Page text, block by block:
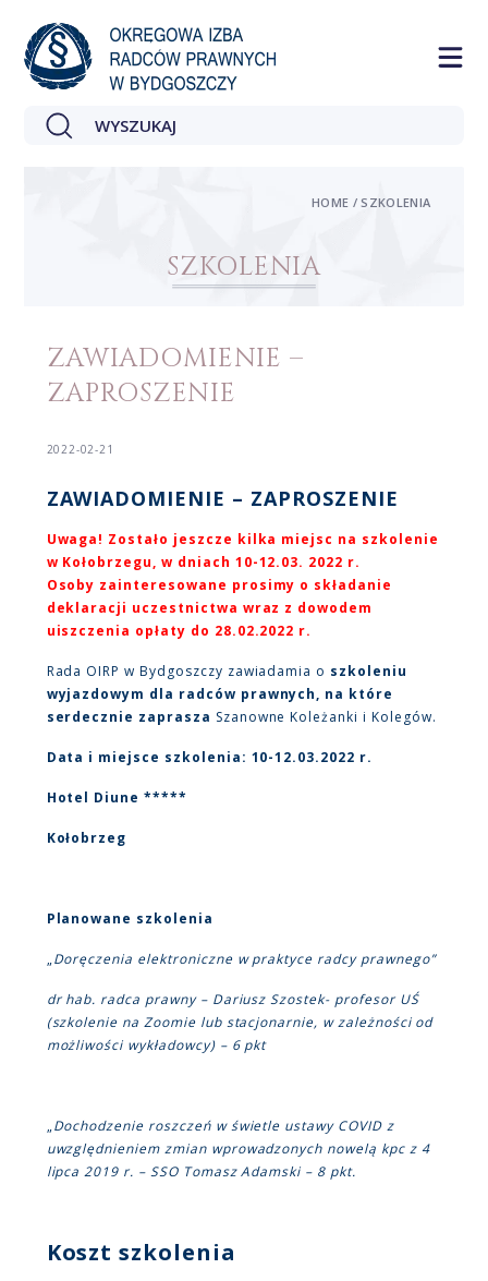
SZKOLENIA
HOME / SZKOLENIA
ZAWIADOMIENIE –
ZAPROSZENIE
2022-02-21
ZAWIADOMIENIE – ZAPROSZENIE
Uwaga! Zostało jeszcze kilka miejsc na szkolenie
w Kołobrzegu, w dniach 10-12.03. 2022 r.
Osoby zainteresowane prosimy o składanie
deklaracji uczestnictwa wraz z dowodem
uiszczenia opłaty do 28.02.2022 r.
Rada OIRP w Bydgoszczy zawiadamia o szkoleniu
wyjazdowym dla radców prawnych, na które
serdecznie zaprasza Szanowne Koleżanki i Kolegów.
Data i miejsce szkolenia: 10-12.03.2022 r.
Hotel Diune *****
Kołobrzeg
Planowane szkolenia
„Doręczenia elektroniczne w praktyce radcy prawnego”
dr hab. radca prawny – Dariusz Szostek- profesor UŚ
(szkolenie na Zoomie lub stacjonarnie, w zależności od
możliwości wykładowcy) – 6 pkt
„Dochodzenie roszczeń w świetle ustawy COVID z
uwzględnieniem zmian wprowadzonych nowelą kpc z 4
lipca 2019 r. – SSO Tomasz Adamski – 8 pkt.
Koszt szkolenia